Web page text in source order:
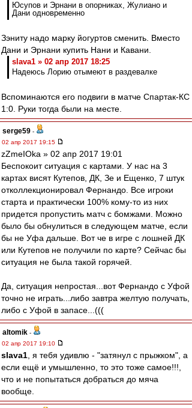
Юсупов и Эрнани в опорниках, Жулиано и
Дани одновременно
Зэниту надо марку йогуртов сменить. Вместо
Дани и Эрнани купить Нани и Кавани.
slava1 » 02 апр 2017 18:25
Надеюсь Лорию отымеют в раздевалке
Вспоминаются его подвиги в матче Спартак-КС
1:0. Руки тогда были на месте.
serge59 -
02 апр 2017 19:15
zZmeIOka » 02 апр 2017 19:01
Беспокоит ситуация с картами. У нас на 3
картах висят Кутепов, ДК, Зе и Ещенко, 7 штук
отколлекционировал Фернандо. Все игроки
старта и практически 100% кому-то из них
придется пропустить матч с бомжами. Можно
было бы обнулиться в следующем матче, если
бы не Уфа дальше. Вот че в игре с лошней ДК
или Кутепов не получили по карте? Сейчас бы
ситуация не была такой горячей.
Да, ситуация непростая...вот Фернандо с Уфой
точно не играть...либо завтра желтую получать,
либо с Уфой в запасе...(((
altomik -
02 апр 2017 19:10
slava1 , я тебя удивлю - "затянул с прыжком", а
если ещё и умышленно, то это тоже самое!!!,
что и не попытаться добраться до мяча
вообще.